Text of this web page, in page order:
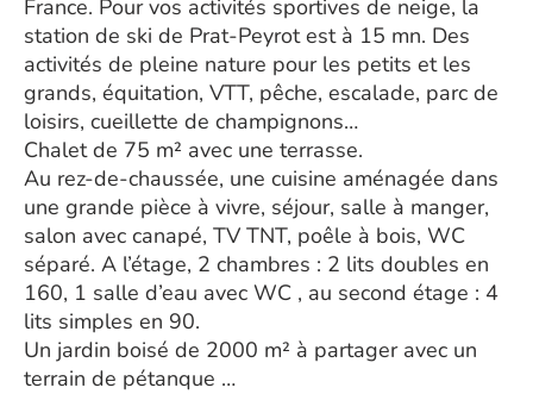
France. Pour vos activités sportives de neige, la
station de ski de Prat-Peyrot est à 15 mn. Des
activités de pleine nature pour les petits et les
grands, équitation, VTT, pêche, escalade, parc de
loisirs, cueillette de champignons…
Chalet de 75 m² avec une terrasse.
Au rez-de-chaussée, une cuisine aménagée dans
une grande pièce à vivre, séjour, salle à manger,
salon avec canapé, TV TNT, poêle à bois, WC
séparé. A l’étage, 2 chambres : 2 lits doubles en
160, 1 salle d’eau avec WC , au second étage : 4
lits simples en 90.
Un jardin boisé de 2000 m² à partager avec un
terrain de pétanque …